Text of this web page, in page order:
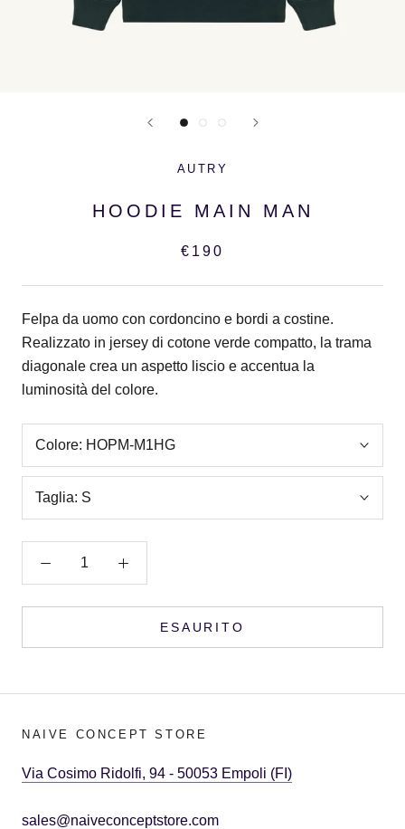
AUTRY
HOODIE MAIN MAN
€190
Felpa da uomo con cordoncino e bordi a costine.
Realizzato in jersey di cotone verde compatto, la trama
diagonale crea un aspetto liscio e accentua la
luminosità del colore.
Colore: HOPM-M1HG
Taglia: S
ESAURITO
NAIVE CONCEPT STORE
Via Cosimo Ridolfi, 94 - 50053 Empoli (FI)
sales@naiveconceptstore.com